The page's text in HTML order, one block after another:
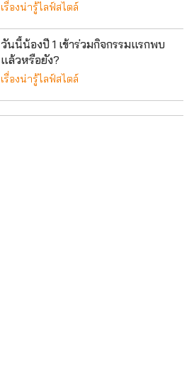
เรื่องน่ารู้ไลฟ์สไตล์
วันนี้น้องปี 1 เข้าร่วมกิจกรรมแรกพบ
แล้วหรือยัง?
เรื่องน่ารู้ไลฟ์สไตล์